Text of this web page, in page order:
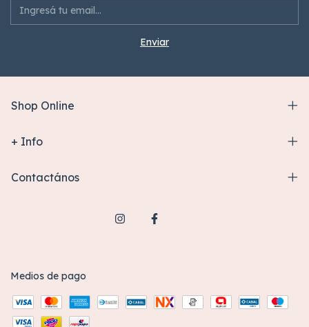
Shop Online
+ Info
Contactános
Medios de pago